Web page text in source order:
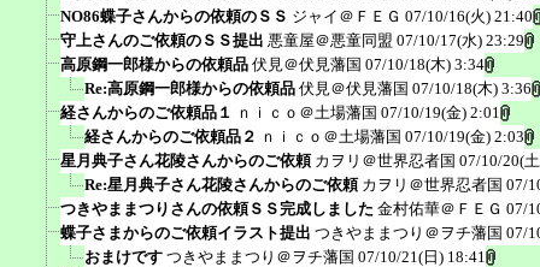
NO86蝶子さんからの依頼のＳＳ ジャイ＠ＦＥＧ 07/10/16(火) 21:40
守上さんのご依頼のＳＳ提出 悪童屋＠悪童同盟 07/10/17(水) 23:29
高原鋼一郎様からの依頼品 伏見＠伏見藩国 07/10/18(木) 3:34
Re:高原鋼一郎様からの依頼品 伏見＠伏見藩国 07/10/18(木) 3:36
経さんからのご依頼品１ ｎｉｃｏ＠土場藩国 07/10/19(金) 2:01
経さんからのご依頼品２ ｎｉｃｏ＠土場藩国 07/10/19(金) 2:03
星月典子さん花陵さんからのご依頼 カヲリ＠世界忍者国 07/10/20(
Re:星月典子さん花陵さんからのご依頼 カヲリ＠世界忍者国 07/
つきやままつりさんの依頼ＳＳ完成しました 金村佑華＠ＦＥＧ 07/
蝶子さまからのご依頼イラスト提出 つきやままつり＠ヲチ藩国 07/
おまけです つきやままつり＠ヲチ藩国 07/10/21(日) 18:41